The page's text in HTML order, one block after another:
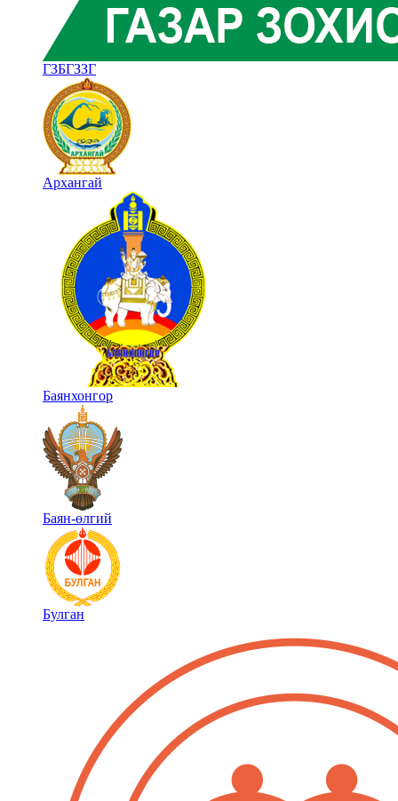
ГЗБГЗЗГ
Архангай
Баянхонгор
Баян-өлгий
Булган